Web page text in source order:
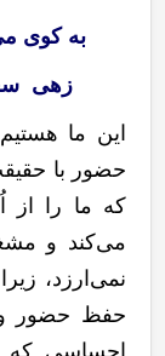
به کوی
زهی
این ما
حضور با
که ما را
میکند و
نمیارزد،
حفظ حضور
احساسی که